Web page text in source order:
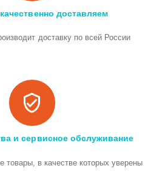
доставляем
доставку по всей России
и сервисное обслуживание
товары, в качестве которых уверены